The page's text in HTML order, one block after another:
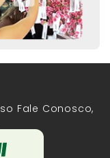
Fale Conosco,